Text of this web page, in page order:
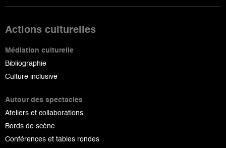
Actions culturelles
Médiation culturelle
Bibliographie
Culture inclusive
Autour des spectacles
Ateliers et collaborations
Bords de scène
Conférences et tables rondes